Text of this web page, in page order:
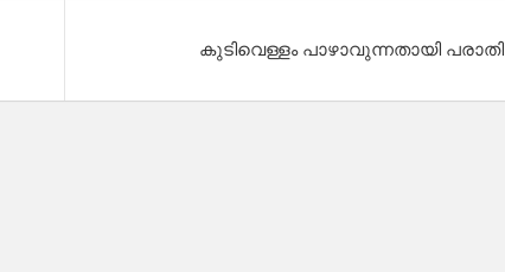
കുടിവെള്ളം പാഴാവുന്നതായി പരാതി